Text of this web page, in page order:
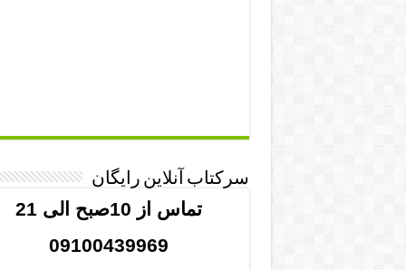
سرکتاب آنلاین رایگان
تماس از 10صبح الی 21
09100439969